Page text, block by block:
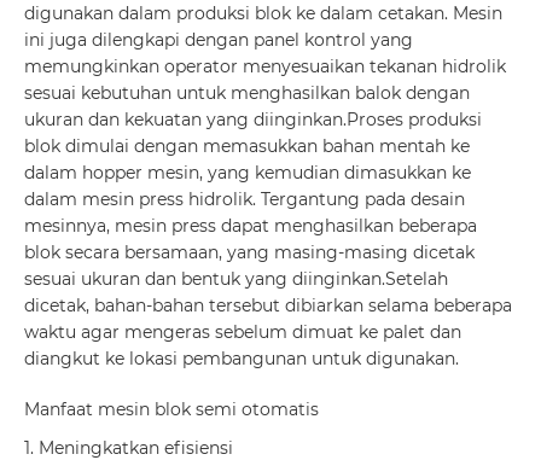
digunakan dalam produksi blok ke dalam cetakan. Mesin
ini juga dilengkapi dengan panel kontrol yang
memungkinkan operator menyesuaikan tekanan hidrolik
sesuai kebutuhan untuk menghasilkan balok dengan
ukuran dan kekuatan yang diinginkan.Proses produksi
blok dimulai dengan memasukkan bahan mentah ke
dalam hopper mesin, yang kemudian dimasukkan ke
dalam mesin press hidrolik. Tergantung pada desain
mesinnya, mesin press dapat menghasilkan beberapa
blok secara bersamaan, yang masing-masing dicetak
sesuai ukuran dan bentuk yang diinginkan.Setelah
dicetak, bahan-bahan tersebut dibiarkan selama beberapa
waktu agar mengeras sebelum dimuat ke palet dan
diangkut ke lokasi pembangunan untuk digunakan.
Manfaat mesin blok semi otomatis
1. Meningkatkan efisiensi